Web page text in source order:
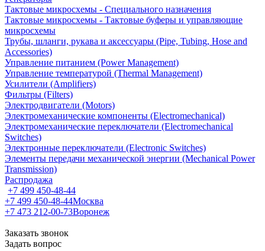
Тактовые микросхемы - Специального назначения
Тактовые микросхемы - Тактовые буферы и управляющие
микросхемы
Трубы, шланги, рукава и аксессуары (Pipe, Tubing, Hose and
Accessories)
Управление питанием (Power Management)
Управление температурой (Thermal Management)
Усилители (Amplifiers)
Фильтры (Filters)
Электродвигатели (Motors)
Электромеханические компоненты (Electromechanical)
Электромеханические переключатели (Electromechanical
Switches)
Электронные переключатели (Electronic Switches)
Элементы передачи механической энергии (Mechanical Power
Transmission)
Распродажа
+7 499 450-48-44
+7 499 450-48-44Москва
+7 473 212-00-73Воронеж
Заказать звонок
Задать вопрос